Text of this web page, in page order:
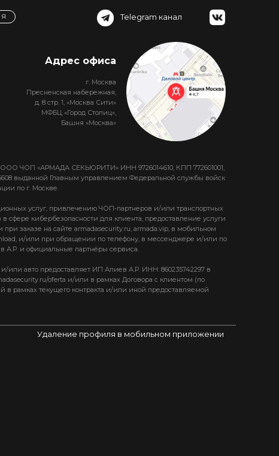
Удаление профиля в мобильном приложении
Telegram канал
г. Москва
Пресненская набережная,
д. 8 стр. 1, «Москва Сити»
МФБЦ «Город Столиц»,
Башня «Москва»
Адрес офиса
ООО ЧОП «АРМАДА СЕКЬЮРИТИ» ИНН 9726014610, КПП 772601001,
выданной Главным управлением Федеральной службы войск
по г. Москве.
услуг, привлечению ЧОП-партнеров и/или транспортных
сфере кибербезопасности для клиента, предоставление услуги
при заказе на сайте armadasecurity.ru, armada.vip, в мобильном
и/или при обращении по телефону, в мессенджере и/или по
А.Р. и официальные партнёры сервиса.
или авто предоставляет ИП Алиев А.Р. ИНН: 860235742297 в
oferta и/или в рамках Договора с клиентом (по
в рамках текущего контракта и/или иной предоставляемой